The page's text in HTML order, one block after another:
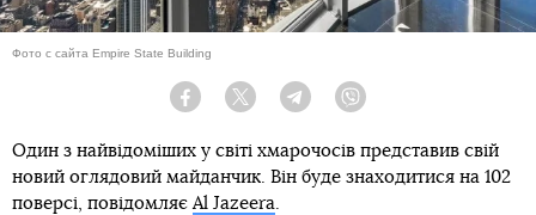
Фото с сайта Empire State Building
Facebook Twitter Telegram
Один з найвідоміших у світі хмарочосів представив свій
новий оглядовий майданчик. Він буде знаходитися на 102
поверсі, повідомляєAl Jazeera.